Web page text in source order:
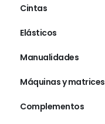
Cintas
Elásticos
Manualidades
Máquinas y matrices
Complementos